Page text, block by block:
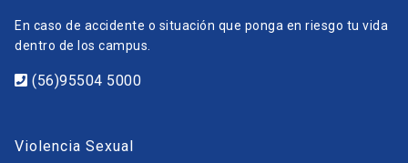
En caso de accidente o situación que ponga en riesgo tu vida
dentro de los campus.
(56)95504 5000
Violencia Sexual